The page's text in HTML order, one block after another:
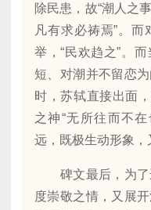
除民患，故“潮人之
凡有求必祷焉”。
举，“民欢趋之”。
短、对潮并不留恋
时，苏轼直接出面
之神“无所往而不
远，既极生动形象，
碑文最后，为了
度崇敬之情，又展